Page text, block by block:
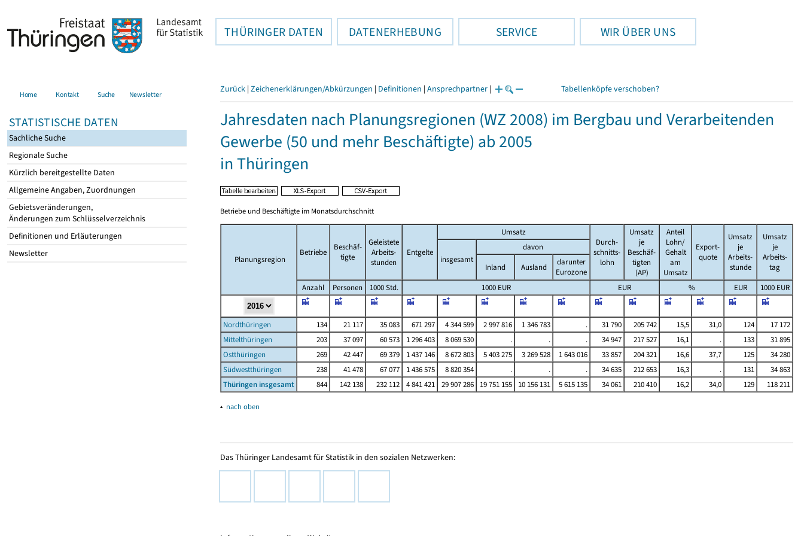
THÜRINGER DATEN DATENERHEBUNG SERVICE WIR ÜBER UNS
Home Kontakt Suche Newsletter
STATISTISCHE DATEN
Sachliche Suche
Regionale Suche
Kürzlich bereitgestellte Daten
Allgemeine Angaben, Zuordnungen
Gebietsveränderungen,
Änderungen zum Schlüsselverzeichnis
Definitionen und Erläuterungen
Newsletter
Zurück | Zeichenerklärungen/Abkürzungen | Definitionen | Ansprechpartner | Tabellenköpfe verschoben?
Jahresdaten nach Planungsregionen (WZ 2008) im Bergbau und Verarbeitenden
Gewerbe (50 und mehr Beschäftigte) ab 2005
in Thüringen
Betriebe und Beschäftigte im Monatsdurchschnitt
Planungsregion
Betriebe
Beschäf-
tigte
Geleistete
Arbeits-
stunden
Entgelte
Umsatz
Durch-
schnitts-
lohn
Umsatz
je
Beschäf-
tigten
(AP)
Anteil
Lohn/
Gehalt
am
Umsatz
Export-
quote
Umsatz
je
Arbeits-
stunde
Umsatz
je
Arbeits-
tag
insgesamt
davon
Inland
Ausland
darunter
Eurozone
Anzahl
Personen 1000 Std. 1000 EUR EUR % EUR 1000 EUR
Nordthüringen 134 21 117 35 083 671 297 4 344 599 2 997 816 1 346 783 . 31 790 205 742 15,5 31,0 124
17 172
Mittelthüringen
203 37 097 60 573 1 296 403 8 069 530 . . . 34 947 217 527 16,1 . 133
31 895
Ostthüringen
269 42 447 69 379 1 437 146 8 672 803 5 403 275 3 269 528 1 643 016 33 857 204 321 16,6 37,7 125
34 280
Südwestthüringen
238 41 478 67 077 1 436 575 8 820 354 . . . 34 635 212 653 16,3 . 131
34 863
Thüringen insgesamt
844 142 138 232 112 4 841 421 29 907 286 19 751 155 10 156 131 5 615 135 34 061 210 410 16,2 34,0 129 118 211
▴ nach oben
Das Thüringer Landesamt für Statistik in den sozialen Netzwerken: